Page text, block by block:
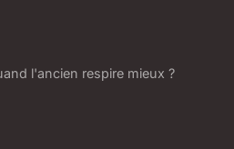
l'ancien respire mieux ?